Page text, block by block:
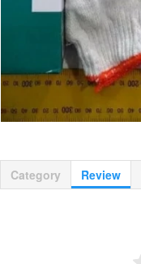
Category Review